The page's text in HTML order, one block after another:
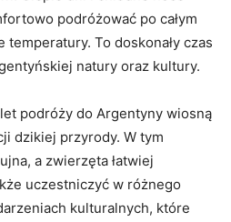
podróżować po całym
temperatury. To‌ doskonały czas
natury oraz kultury.
podróży do ⁢Argentyny wiosną
dzikiej przyrody. W⁤ tym
a‌ zwierzęta łatwiej
​uczestniczyć w różnego
kulturalnych, ‍które